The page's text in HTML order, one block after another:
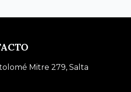
Mitre 279, Salta